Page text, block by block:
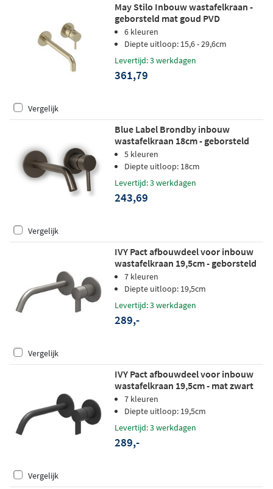
May Stilo Inbouw wastafelkraan -
geborsteld mat goud PVD
6 kleuren
Diepte uitloop: 15,6 - 29,6cm
Levertijd: 3 werkdagen
361,79
Vergelijk
Blue Label Brondby inbouw
wastafelkraan 18cm - geborsteld
gunmetal PVD
5 kleuren
Diepte uitloop: 18cm
Levertijd: 3 werkdagen
243,69
Vergelijk
IVY Pact afbouwdeel voor inbouw
wastafelkraan 19,5cm - geborsteld
metal black PVD
7 kleuren
Diepte uitloop: 19,5cm
Levertijd: 3 werkdagen
289,-
Vergelijk
IVY Pact afbouwdeel voor inbouw
wastafelkraan 19,5cm - mat zwart
PED7 kleuren
Diepte uitloop: 19,5cm
Levertijd: 3 werkdagen
289,-
Vergelijk